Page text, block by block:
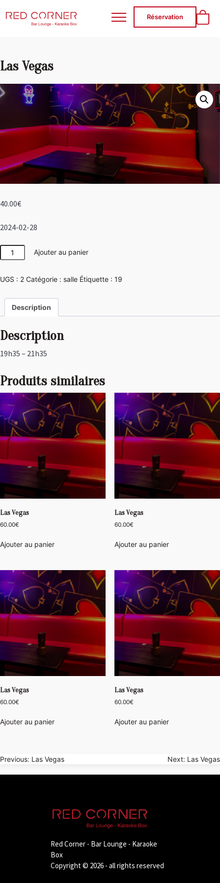
RED CORNER
Réservation
Las Vegas
40.00€
2024-02-28
quantité
de
Vegas
Ajouter au panier
UGS : 2 Catégorie : salle Étiquette : 19
Description
Description
19h35 – 21h35
Produits similaires
Las Vegas
60.00€
Ajouter au panier
Las Vegas
60.00€
Ajouter au panier
Las Vegas
60.00€
Ajouter au panier
Las Vegas
60.00€
Ajouter au panier
Navigation
de
Previous: Las Vegas Next: Las Vegas
Red Corner - Bar Lounge - Karaoke
Box
Copyright © 2026 - all rights reserved